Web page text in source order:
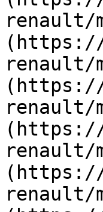
renault/
(https://
renault/
(https://
renault/
(https://
renault/
(https://
renault/